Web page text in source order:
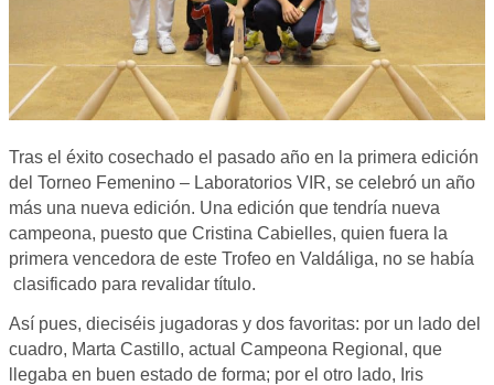
Tras el éxito cosechado el pasado año en la primera edición
del Torneo Femenino – Laboratorios VIR, se celebró un año
más una nueva edición. Una edición que tendría nueva
campeona, puesto que Cristina Cabielles, quien fuera la
primera vencedora de este Trofeo en Valdáliga, no se había
clasificado para revalidar título.
Así pues, dieciséis jugadoras y dos favoritas: por un lado del
cuadro, Marta Castillo, actual Campeona Regional, que
llegaba en buen estado de forma; por el otro lado, Iris